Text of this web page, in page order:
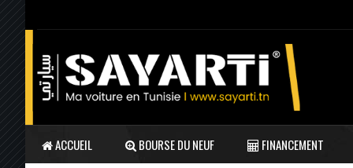
ACCUEIL BOURSE DU NEUF FINANCEMENT